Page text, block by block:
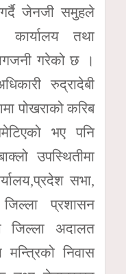
जेनजी समुहले
कार्यालय तथा
गरेको छ ।
रुद्रादेबी
पोखराको करिब
भए पनि
उपस्थितीमा
सभा,
प्रशासन
जिल्ला अदालत
निवास